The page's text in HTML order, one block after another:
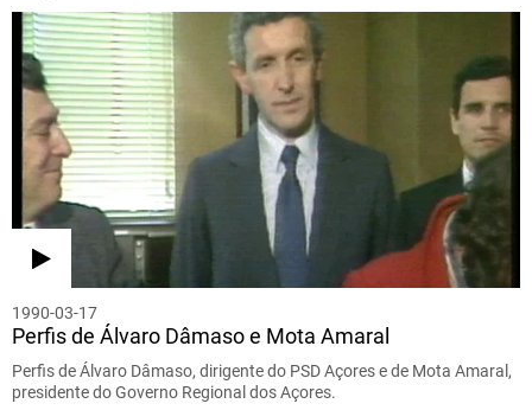
1990-03-17
Perfis de Álvaro Dâmaso e Mota Amaral
Perfis de Álvaro Dâmaso, dirigente do PSD Açores e de Mota Amaral,
presidente do Governo Regional dos Açores.